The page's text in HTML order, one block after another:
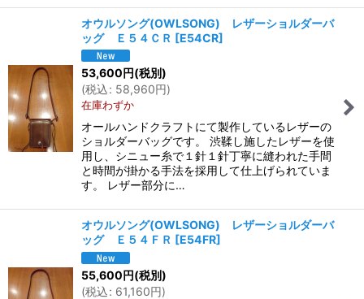
オウルソング(OWLSONG) レザーショルダーバ
ッグ Ｅ５４ＣＲ [E54CR]
53,600円(税別)
(税込: 58,960円)
在庫わずか
オールハンドクラフトにて製作しているレザーの
ショルダーバッグです。 渋鞣し施したレザーを使
用し、シニュー糸で１針１針丁寧に縫われた手間
と時間が掛かる手法を採用して仕上げられていま
す。 レザー部分に…
オウルソング(OWLSONG) レザーショルダーバ
ッグ Ｅ５４ＦＲ [E54FR]
55,600円(税別)
(税込: 61,160円)